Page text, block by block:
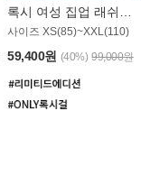
사이즈 XS(85)~XXL(110)
59,400원 (40%) 99,000원